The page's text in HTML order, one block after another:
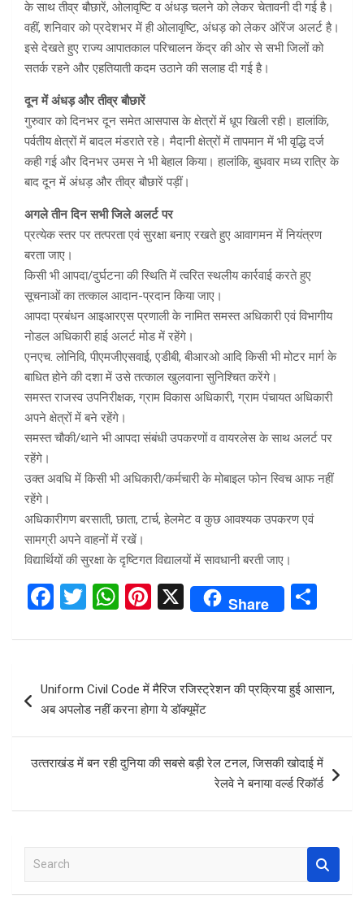
के साथ तीव्र बौछारें, ओलावृष्टि व अंधड़ चलने को लेकर चेतावनी दी गई है।
वहीं, शनिवार को प्रदेशभर में ही ओलावृष्टि, अंधड़ को लेकर ऑरेंज अलर्ट है।
इसे देखते हुए राज्य आपातकाल परिचालन केंद्र की ओर से सभी जिलों को
सतर्क रहने और एहतियाती कदम उठाने की सलाह दी गई है।
दून में अंधड़ और तीव्र बौछारें
गुरुवार को दिनभर दून समेत आसपास के क्षेत्रों में धूप खिली रही। हालांकि,
पर्वतीय क्षेत्रों में बादल मंडराते रहे। मैदानी क्षेत्रों में तापमान में भी वृद्धि दर्ज
कही गई और दिनभर उमस ने भी बेहाल किया। हालांकि, बुधवार मध्य रात्रि के
बाद दून में अंधड़ और तीव्र बौछारें पड़ीं।
अगले तीन दिन सभी जिले अलर्ट पर
प्रत्येक स्तर पर तत्परता एवं सुरक्षा बनाए रखते हुए आवागमन में नियंत्रण
बरता जाए।
किसी भी आपदा/दुर्घटना की स्थिति में त्वरित स्थलीय कार्रवाई करते हुए
सूचनाओं का तत्काल आदान-प्रदान किया जाए।
आपदा प्रबंधन आइआरएस प्रणाली के नामित समस्त अधिकारी एवं विभागीय
नोडल अधिकारी हाई अलर्ट मोड में रहेंगे।
एनएच. लोनिवि, पीएमजीएसवाई, एडीबी, बीआरओ आदि किसी भी मोटर मार्ग के
बाधित होने की दशा में उसे तत्काल खुलवाना सुनिश्चित करेंगे।
समस्त राजस्व उपनिरीक्षक, ग्राम विकास अधिकारी, ग्राम पंचायत अधिकारी
अपने क्षेत्रों में बने रहेंगे।
समस्त चौकी/थाने भी आपदा संबंधी उपकरणों व वायरलेस के साथ अलर्ट पर
रहेंगे।
उक्त अवधि में किसी भी अधिकारी/कर्मचारी के मोबाइल फोन स्विच आफ नहीं
रहेंगे।
अधिकारीगण बरसाती, छाता, टार्च, हेलमेट व कुछ आवश्यक उपकरण एवं
सामग्री अपने वाहनों में रखें।
विद्यार्थियों की सुरक्षा के दृष्टिगत विद्यालयों में सावधानी बरती जाए।
F
ce
o
k
T
tt
W
at
A
p
Pi
er
es
t
X Share
ar
navigation
Uniform Civil Code में मैरिज रजिस्‍ट्रेशन की प्रक्रिया हुई आसान,
अब अपलोड नहीं करना होगा ये डॉक्‍यूमेंट
उत्‍तराखंड में बन रही दुनिया की सबसे बड़ी रेल टनल, जिसकी खोदाई में
रेलवे ने बनाया वर्ल्ड रिकॉर्ड